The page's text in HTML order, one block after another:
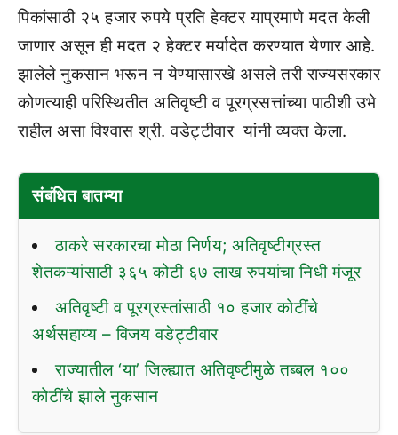
पिकांसाठी २५ हजार रुपये प्रति हेक्टर याप्रमाणे मदत केली
जाणार असून ही मदत २ हेक्टर मर्यादेत करण्यात येणार आहे.
झालेले नुकसान भरून न येण्यासारखे असले तरी राज्यसरकार
कोणत्याही परिस्थितीत अतिवृष्टी व पूरग्रसत्तांच्या पाठीशी उभे
राहील असा विश्वास श्री. वडेट्टीवार यांनी व्यक्त केला.
संबंधित बातम्या
ठाकरे सरकारचा मोठा निर्णय; अतिवृष्टीग्रस्त
शेतकऱ्यांसाठी ३६५ कोटी ६७ लाख रुपयांचा निधी मंजूर
अतिवृष्टी व पूरग्रस्तांसाठी १० हजार कोटींचे
अर्थसहाय्य – विजय वडेट्टीवार
राज्यातील ‘या’ जिल्ह्यात अतिवृष्टीमुळे तब्बल १००
कोटींचे झाले नुकसान